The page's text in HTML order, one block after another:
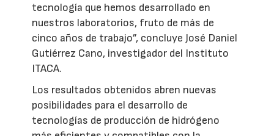
tecnología que hemos desarrollado en
nuestros laboratorios, fruto de más de
cinco años de trabajo”, concluye José Daniel
Gutiérrez Cano, investigador del Instituto
ITACA.
Los resultados obtenidos abren nuevas
posibilidades para el desarrollo de
tecnologías de producción de hidrógeno